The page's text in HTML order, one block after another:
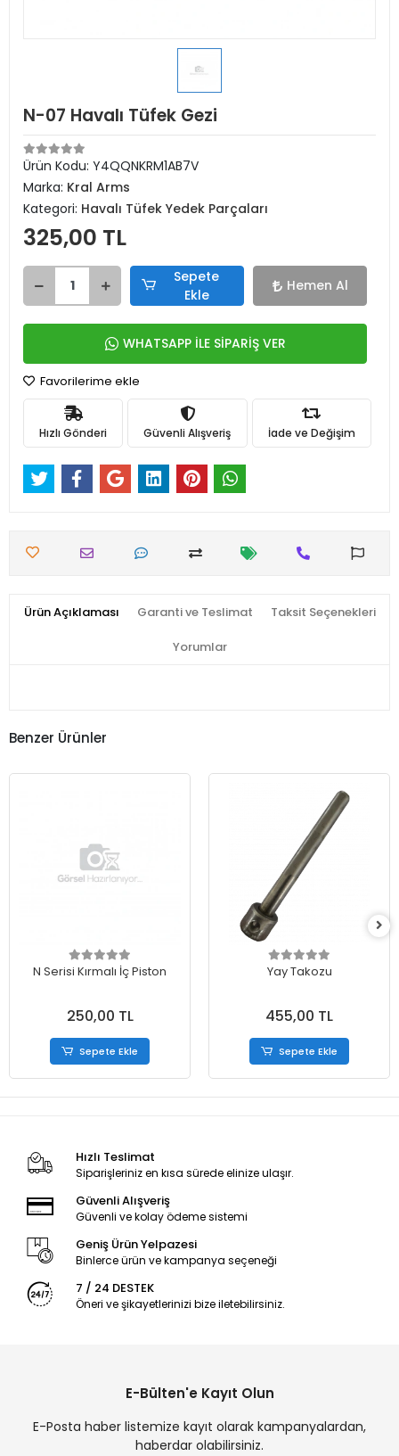
N-07 Havalı Tüfek Gezi
Ürün Kodu: Y4QQNKRM1AB7V
Marka: Kral Arms
Kategori: Havalı Tüfek Yedek Parçaları
325,00 TL
Sepete
Ekle
Hemen Al
WHATSAPP İLE SİPARİŞ VER
Favorilerime ekle
Hızlı Gönderi Güvenli Alışveriş İade ve Değişim
Ürün Açıklaması Garanti ve Teslimat Taksit Seçenekleri
Yorumlar
Benzer Ürünler
N Serisi Kırmalı İç Piston
250,00 TL
Sepete Ekle
Yay Takozu
455,00 TL
Sepete Ekle
Hızlı Teslimat
Siparişleriniz en kısa sürede elinize ulaşır.
Güvenli Alışveriş
Güvenli ve kolay ödeme sistemi
Geniş Ürün Yelpazesi
Binlerce ürün ve kampanya seçeneği
7 / 24 DESTEK
Öneri ve şikayetlerinizi bize iletebilirsiniz.
E-Bülten'e Kayıt Olun
E-Posta haber listemize kayıt olarak kampanyalardan,
haberdar olabilirsiniz.